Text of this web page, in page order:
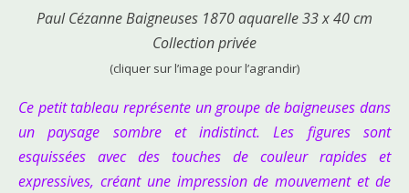
Paul Cézanne Baigneuses 1870 aquarelle 33 x 40 cm
Collection privée
(cliquer sur l’image pour l’agrandir)
Ce petit tableau représente un groupe de baigneuses dans
un paysage sombre et indistinct. Les figures sont
esquissées avec des touches de couleur rapides et
expressives, créant une impression de mouvement et de